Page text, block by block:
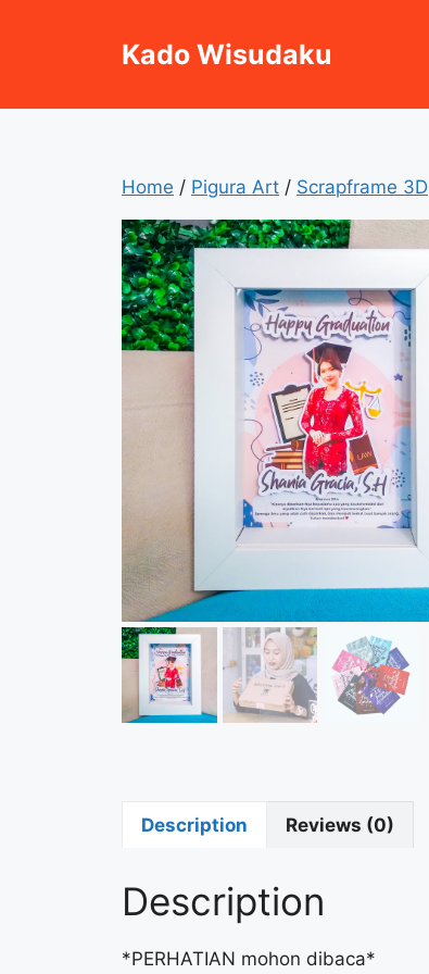
Kado Wisudaku
Home / Pigura Art / Scrapframe 3D
Description Reviews (0)
Description
*PERHATIAN mohon dibaca*